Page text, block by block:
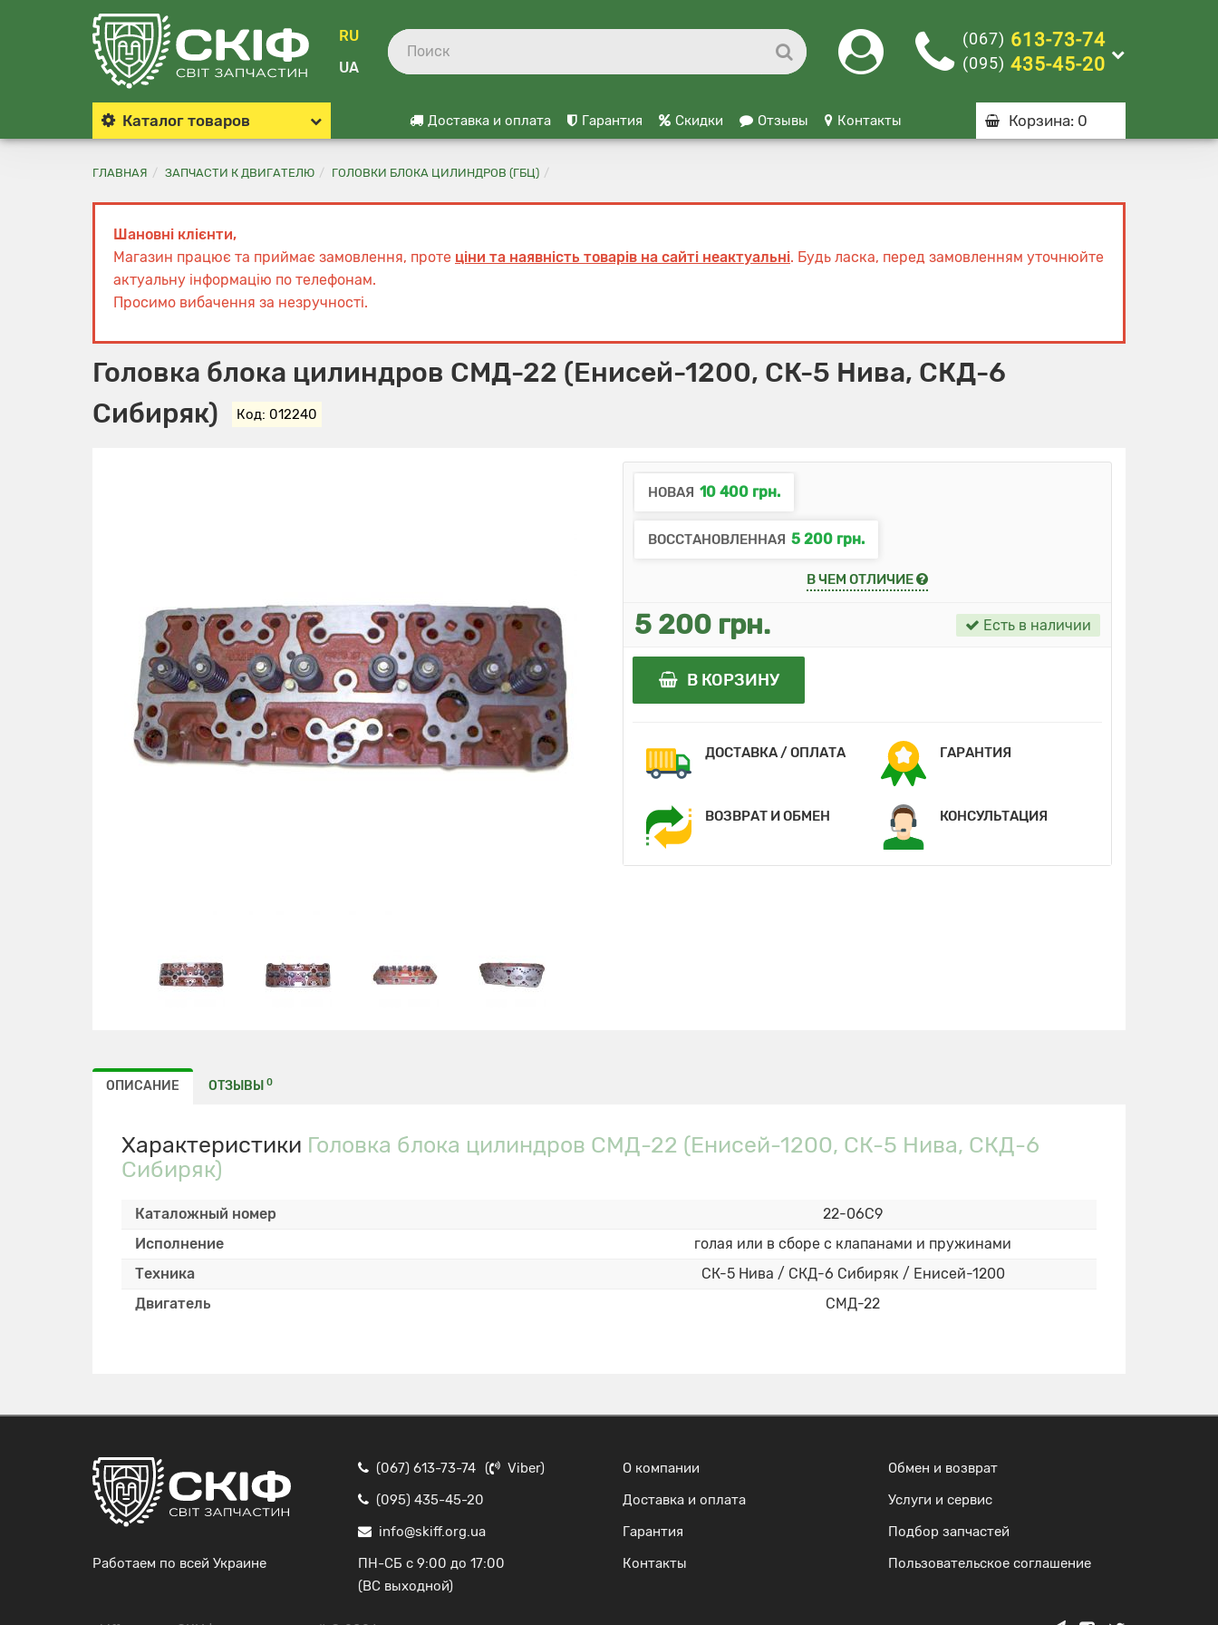
RU
UA
(067) 613-73-74
(095) 435-45-20
Каталог товаров Доставка и оплата Гарантия Скидки Отзывы Контакты Корзина: 0
ГЛАВНАЯ ЗАПЧАСТИ К ДВИГАТЕЛЮ ГОЛОВКИ БЛОКА ЦИЛИНДРОВ (ГБЦ)
Шановні клієнти,
Магазин працює та приймає замовлення, проте ціни та наявність товарів на сайті неактуальні. Будь ласка, перед замовленням уточнюйте
актуальну інформацію по телефонам.
Просимо вибачення за незручності.
Головка блока цилиндров СМД-22 (Енисей-1200, СК-5 Нива, СКД-6
Сибиряк)
Код: 012240
НОВАЯ 10 400 грн.
ВОССТАНОВЛЕННАЯ 5 200 грн.
В ЧЕМ ОТЛИЧИЕ
5 200 грн. Есть в наличии
В КОРЗИНУ
ДОСТАВКА / ОПЛАТА ГАРАНТИЯ
ВОЗВРАТ И ОБМЕН КОНСУЛЬТАЦИЯ
ОПИСАНИЕ ОТЗЫВЫ 0
Характеристики Головка блока цилиндров СМД-22 (Енисей-1200, СК-5 Нива, СКД-6
Сибиряк)
Каталожный номер
22-06С9
Исполнение
голая или в сборе с клапанами и пружинами
Техника
СК-5 Нива / СКД-6 Сибиряк / Енисей-1200
Двигатель
СМД-22
Работаем по всей Украине
(067) 613-73-74 ( Viber)
(095) 435-45-20
info@skiff.org.ua
ПН-СБ с 9:00 до 17:00
(ВС выходной)
О компании
Доставка и оплата
Гарантия
Контакты
Обмен и возврат
Услуги и сервис
Подбор запчастей
Пользовательское соглашение